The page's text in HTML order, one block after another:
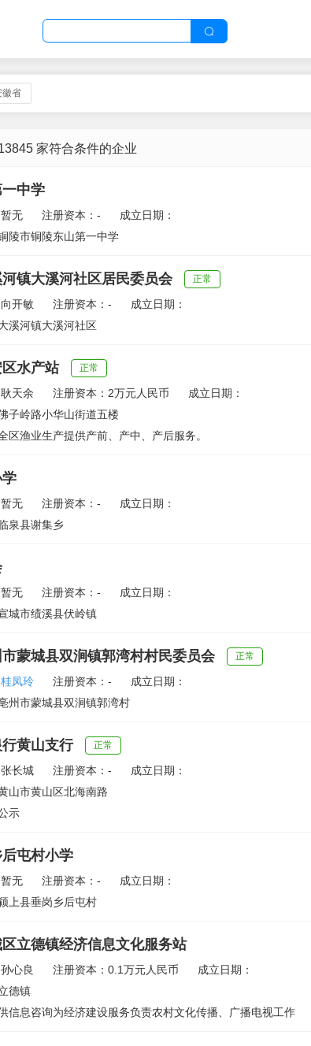
徽省
家符合条件的企业
中学
暂无 注册资本：-
成立日期：
陵市铜陵东山第一中学
镇大溪河社区居民委员会 正常
向开敏 注册资本：-
成立日期：
溪河镇大溪河社区
水产站 正常
耿天余 注册资本：2万元人民币
成立日期：
子岭路小华山街道五楼
区渔业生产提供产前、产中、产后服务。
暂无 注册资本：-
成立日期：
泉县谢集乡
暂无 注册资本：-
成立日期：
城市绩溪县伏岭镇
蒙城县双涧镇郭湾村村民委员会 正常
桂凤玲 注册资本：-
成立日期：
州市蒙城县双涧镇郭湾村
黄山支行 正常
张长城 注册资本：-
成立日期：
山市黄山区北海南路
示
屯村小学
暂无 注册资本：-
成立日期：
上县垂岗乡后屯村
立德镇经济信息文化服务站
孙心良 注册资本：0.1万元人民币
成立日期：
德镇
信息咨询为经济建设服务负责农村文化传播、广播电视工作